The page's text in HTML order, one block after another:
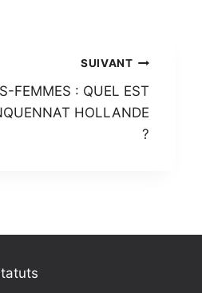
SUIVANT
FEMMES : QUEL EST
HOLLANDE
?